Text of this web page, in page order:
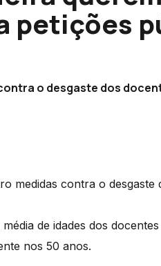
petições
o desgaste dos
medidas contra o desgaste
de idades dos
nos 50 anos.